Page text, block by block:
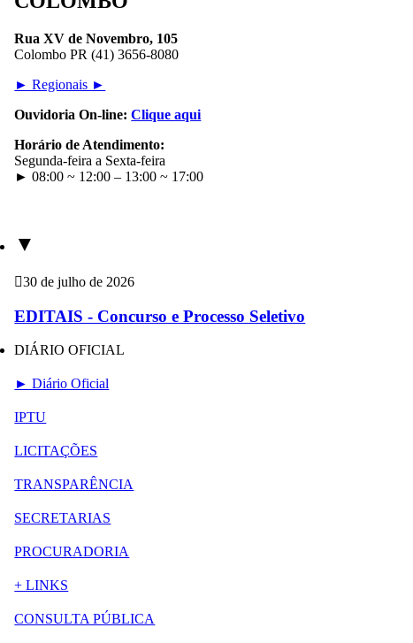
Rua XV de Novembro, 105
Colombo PR (41) 3656-8080
► Regionais ►
Ouvidoria On-line: Clique aqui
Horário de Atendimento:
Segunda-feira a Sexta-feira
► 08:00 ~ 12:00 – 13:00 ~ 17:00
▼
30 de julho de 2026
EDITAIS - Concurso e Processo Seletivo
DIÁRIO OFICIAL
► Diário Oficial
IPTU
LICITAÇÕES
TRANSPARÊNCIA
SECRETARIAS
PROCURADORIA
+ LINKS
CONSULTA PÚBLICA